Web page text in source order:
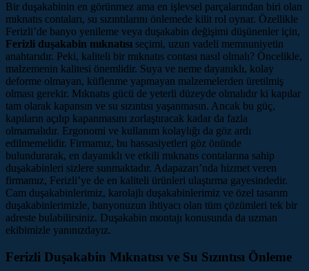
Bir duşakabinin en görünmez ama en işlevsel parçalarından biri olan
mıknatıs contaları, su sızıntılarını önlemede kilit rol oynar. Özellikle
Ferizli’de banyo yenileme veya duşakabin değişimi düşünenler için,
Ferizli duşakabin mıknatısı seçimi, uzun vadeli memnuniyetin
anahtarıdır. Peki, kaliteli bir mıknatıs contası nasıl olmalı? Öncelikle,
malzemenin kalitesi önemlidir. Suya ve neme dayanıklı, kolay
deforme olmayan, küflenme yapmayan malzemelerden üretilmiş
olması gerekir. Mıknatıs gücü de yeterli düzeyde olmalıdır ki kapılar
tam olarak kapansın ve su sızıntısı yaşanmasın. Ancak bu güç,
kapıların açılıp kapanmasını zorlaştıracak kadar da fazla
olmamalıdır. Ergonomi ve kullanım kolaylığı da göz ardı
edilmemelidir. Firmamız, bu hassasiyetleri göz önünde
bulundurarak, en dayanıklı ve etkili mıknatıs contalarına sahip
duşakabinleri sizlere sunmaktadır. Adapazarı’nda hizmet veren
firmamız, Ferizli’ye de en kaliteli ürünleri ulaştırma gayesindedir.
Cam duşakabinlerimiz, karolajlı duşakabinlerimiz ve özel tasarım
duşakabinlerimizle, banyonuzun ihtiyacı olan tüm çözümleri tek bir
adreste bulabilirsiniz. Duşakabin montajı konusunda da uzman
ekibimizle yanınızdayız.
Ferizli Duşakabin Mıknatısı ve Su Sızıntısı Önleme